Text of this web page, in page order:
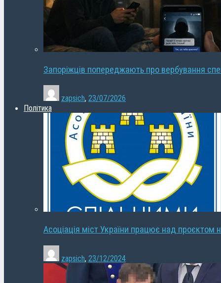
Запоріжців попереджають про вербування
zapsich, 23/07/2026
Політика
Асоціація міст України працює над проєктом
zapsich, 23/12/2024